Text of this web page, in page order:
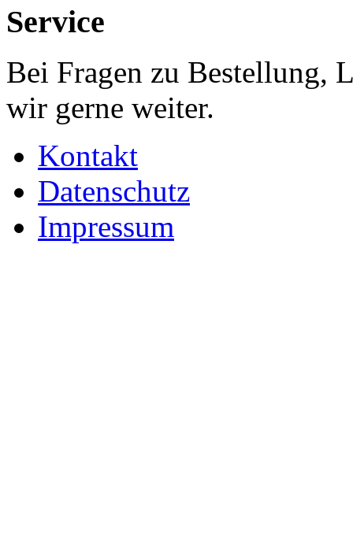
Service
Bei Fragen zu Bestellung,
wir gerne weiter.
Kontakt
Datenschutz
Impressum